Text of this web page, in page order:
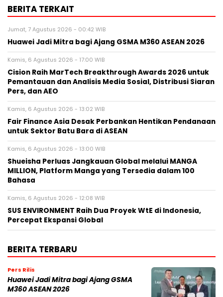
BERITA TERKAIT
Jumat, 7 Agustus 2026 - 00:42 WIB
Huawei Jadi Mitra bagi Ajang GSMA M360 ASEAN 2026
Kamis, 6 Agustus 2026 - 17:00 WIB
Cision Raih MarTech Breakthrough Awards 2026 untuk
Pemantauan dan Analisis Media Sosial, Distribusi Siaran
Pers, dan AEO
Kamis, 6 Agustus 2026 - 13:02 WIB
Fair Finance Asia Desak Perbankan Hentikan Pendanaan
untuk Sektor Batu Bara di ASEAN
Kamis, 6 Agustus 2026 - 13:00 WIB
Shueisha Perluas Jangkauan Global melalui MANGA
MILLION, Platform Manga yang Tersedia dalam 100
Bahasa
Kamis, 6 Agustus 2026 - 12:08 WIB
SUS ENVIRONMENT Raih Dua Proyek WtE di Indonesia,
Percepat Ekspansi Global
BERITA TERBARU
Pers Rilis
Huawei Jadi Mitra bagi Ajang GSMA
M360 ASEAN 2026